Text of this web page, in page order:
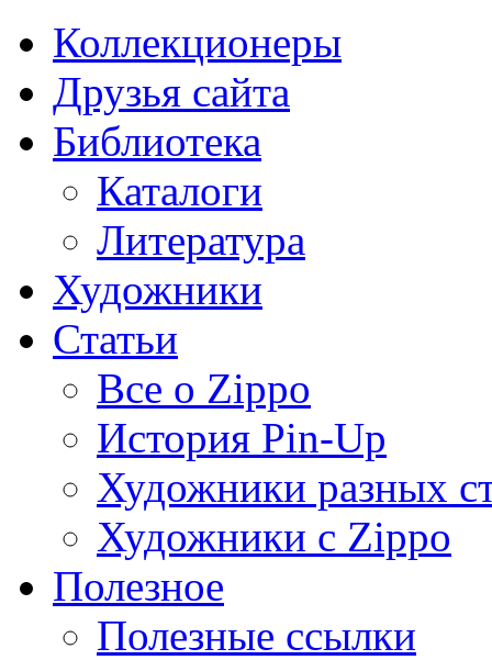
Коллекционеры
Друзья сайта
Библиотека
Каталоги
Литература
Художники
Статьи
Все о Zippo
История Pin-Up
Художники разных
Художники с Zippo
Полезное
Полезные ссылки